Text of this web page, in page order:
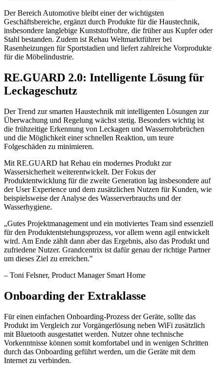
Der Bereich Automotive bleibt einer der wichtigsten
Geschäftsbereiche, ergänzt durch Produkte für die Haustechnik,
insbesondere langlebige Kunststoffrohre, die früher aus Kupfer oder
Stahl bestanden. Zudem ist Rehau Weltmarktführer bei
Rasenheizungen für Sportstadien und liefert zahlreiche Vorprodukte
für die Möbelindustrie.
RE.GUARD 2.0: Intelligente Lösung für
Leckageschutz
Der Trend zur smarten Haustechnik mit intelligenten Lösungen zur
Überwachung und Regelung wächst stetig. Besonders wichtig ist
die frühzeitige Erkennung von Leckagen und Wasserrohrbrüchen
und die Möglichkeit einer schnellen Reaktion, um teure
Folgeschäden zu minimieren.
Mit RE.GUARD hat Rehau ein modernes Produkt zur
Wassersicherheit weiterentwickelt. Der Fokus der
Produktentwicklung für die zweite Generation lag insbesondere auf
der User Experience und dem zusätzlichen Nutzen für Kunden, wie
beispielsweise der Analyse des Wasserverbrauchs und der
Wasserhygiene.
„Gutes Projektmanagement und ein motiviertes Team sind essenziell
für den Produktentstehungsprozess, vor allem wenn agil entwickelt
wird. Am Ende zählt dann aber das Ergebnis, also das Produkt und
zufriedene Nutzer. Grandcentrix ist dafür genau der richtige Partner
um dieses Ziel zu erreichen."
– Toni Felsner, Product Manager Smart Home
Onboarding der Extraklasse
Für einen einfachen Onboarding-Prozess der Geräte, sollte das
Produkt im Vergleich zur Vorgängerlösung neben WiFi zusätzlich
mit Bluetooth ausgestattet werden. Nutzer ohne technische
Vorkenntnisse können somit komfortabel und in wenigen Schritten
durch das Onboarding geführt werden, um die Geräte mit dem
Internet zu verbinden.